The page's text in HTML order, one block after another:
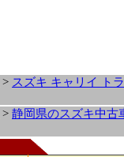
> スズキ キャリイ ト
> 静岡県のスズキ中古